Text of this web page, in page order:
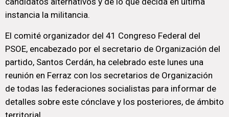
instancia la militancia.
El comité organizador del 41 Congreso Federal del
PSOE, encabezado por el secretario de Organización del
partido, Santos Cerdán, ha celebrado este lunes una
reunión en Ferraz con los secretarios de Organización
de todas las federaciones socialistas para informar de
detalles sobre este cónclave y los posteriores, de ámbito
territorial.